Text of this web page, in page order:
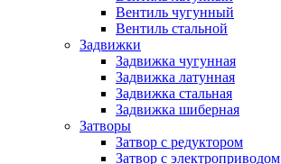
Вентиль чугунный
Вентиль стальной
Задвижки
Задвижка чугунная
Задвижка латунная
Задвижка стальная
Задвижка шиберная
Затворы
Затвор с редуктором
Затвор с электроприводом